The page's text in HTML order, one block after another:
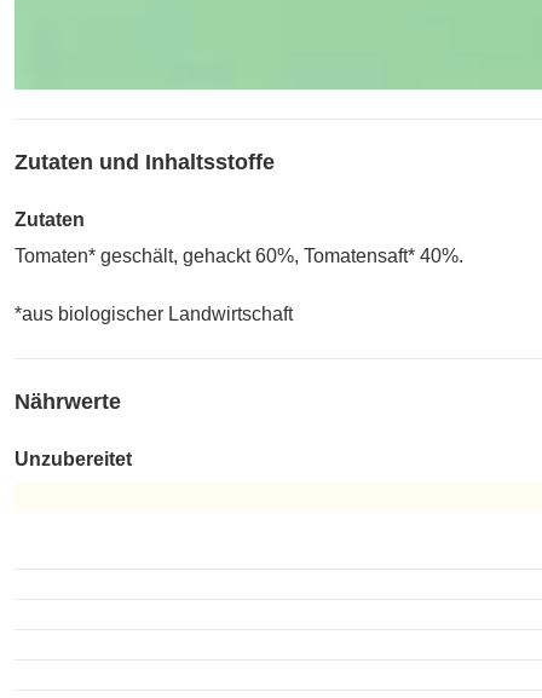
Zutaten und Inhaltsstoffe
Zutaten
Tomaten* geschält, gehackt 60%, Tomatensaft* 40%.
*aus biologischer Landwirtschaft
Nährwerte
Unzubereitet